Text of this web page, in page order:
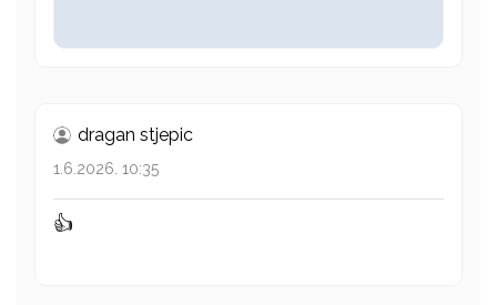
dragan stjepic
1.6.2026. 10:35
👍